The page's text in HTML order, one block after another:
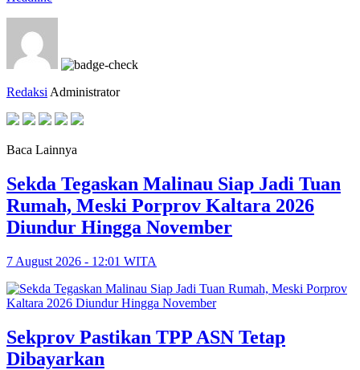
Redaksi Administrator
Baca Lainnya
Sekda Tegaskan Malinau Siap Jadi Tuan
Rumah, Meski Porprov Kaltara 2026
Diundur Hingga November
7 August 2026 - 12:01 WITA
Sekprov Pastikan TPP ASN Tetap
Dibayarkan